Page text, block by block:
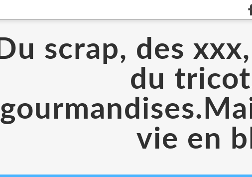
Du scrap, des
du
vie en